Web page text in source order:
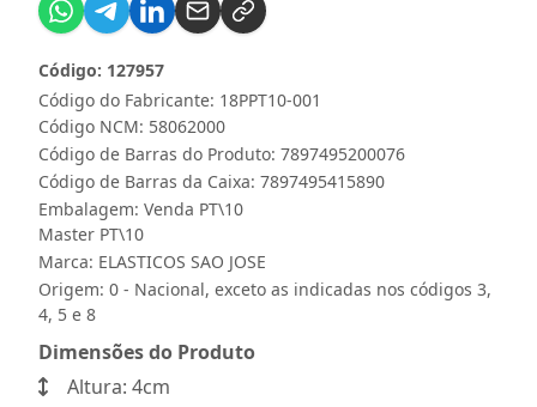
Código do Fabricante: 18PPT10-001
Código: 127957
Código NCM: 58062000
Código de Barras do Produto: 7897495200076
Código de Barras da Caixa: 7897495415890
Embalagem: Venda PT\10
Master PT\10
Marca: ELASTICOS SAO JOSE
Origem: 0 - Nacional, exceto as indicadas nos códigos 3,
4, 5 e 8
Dimensões do Produto
Altura: 4cm